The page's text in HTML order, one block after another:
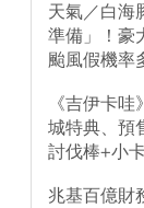
天氣／白海
準備」！豪
颱風假機率
《吉伊卡
城特典、預
討伐棒+小
兆基百億財